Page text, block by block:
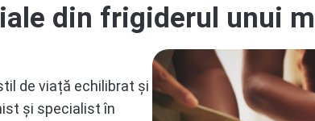
din frigiderul unui
de viață echilibrat și
și specialist în